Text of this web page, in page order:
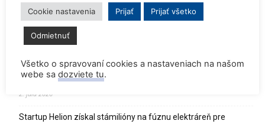
13. júla 2026
Zomrel Miroslav Jakabovič
2. júla 2026
Palivo v Mochovciach 4: Slovensko upevňuje pozíciu medzi
jadrovou špičkou Európy
2. júla 2026
Startup Helion získal stámilióny na fúznu elektráreň pre
Cookie nastavenia Prijať Prijať všetko
Odmietnuť
Všetko o spravovaní cookies a nastaveniach na našom
webe sa dozviete tu.